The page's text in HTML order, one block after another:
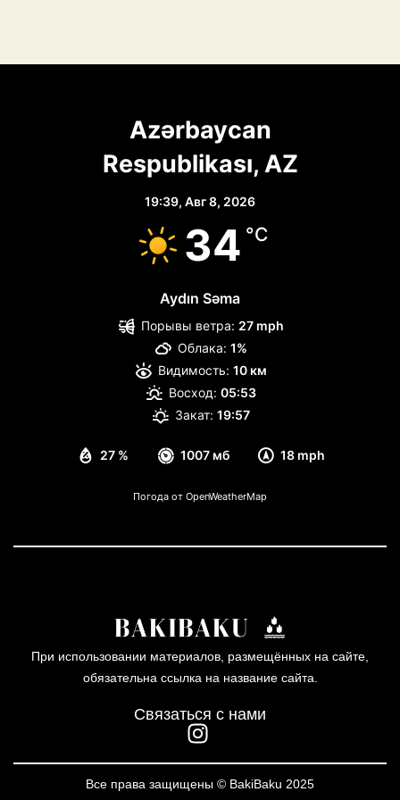
Azərbaycan
Respublikası, AZ
19:39, Авг 8, 2026
34 °C
Aydın Səma
27 % 1007 мб 18 mph
Порывы ветра: 27 mph
Облака: 1%
Видимость: 10 км
Восход: 05:53
Закат: 19:57
Погода от OpenWeatherMap
При использовании материалов, размещённых на сайте,
обязательна ссылка на название сайта.
Связаться с нами
Все права защищены © BakiBaku 2025